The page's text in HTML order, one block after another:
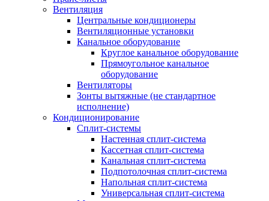
Вентиляция
Центральные кондиционеры
Вентиляционные установки
Канальное оборудование
Круглое канальное оборудование
Прямоугольное канальное
оборудование
Вентиляторы
Зонты вытяжные (не стандартное
исполнение)
Кондиционирование
Сплит-системы
Настенная сплит-система
Кассетная сплит-система
Канальная сплит-система
Подпотолочная сплит-система
Напольная сплит-система
Универсальная сплит-система